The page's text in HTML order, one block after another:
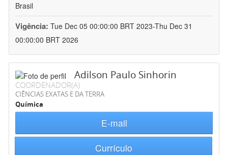
Brasil
Vigência: Tue Dec 05 00:00:00 BRT 2023-Thu Dec 31
00:00:00 BRT 2026
Adilson Paulo Sinhorin
COORDENADOR(A)
CIÊNCIAS EXATAS E DA TERRA
Química
E-mail
Currículo